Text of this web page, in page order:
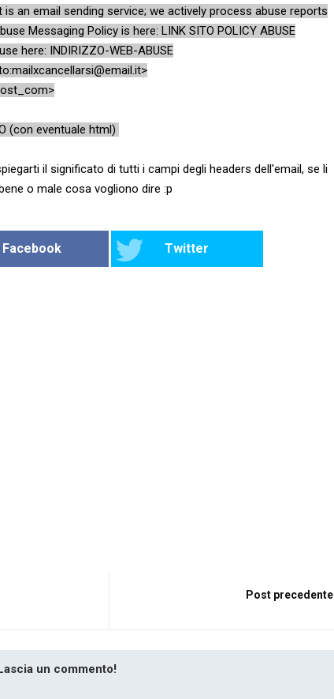
is an email sending service; we actively process abuse reports
Messaging Policy is here: LINK SITO POLICY ABUSE
here: INDIRIZZO-WEB-ABUSE
>
(con eventuale html)
il significato di tutti i campi degli headers dell'email, se li
o male cosa vogliono dire :p
Facebook Twitter
Post precedente
un commento!